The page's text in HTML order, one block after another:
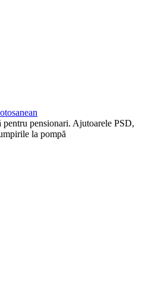
pentru pensionari. Ajutoarele PSD,
la pompă